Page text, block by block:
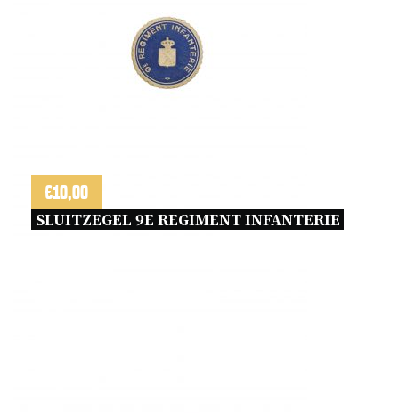
€10,00
SLUITZEGEL 9E REGIMENT INFANTERIE